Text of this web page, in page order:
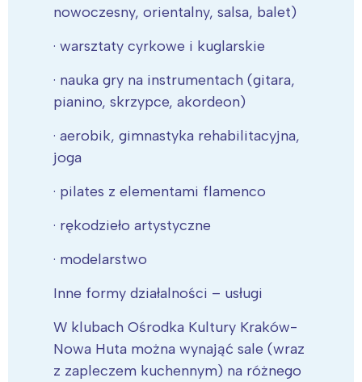
nowoczesny, orientalny, salsa, balet)
· warsztaty cyrkowe i kuglarskie
· nauka gry na instrumentach (gitara,
pianino, skrzypce, akordeon)
· aerobik, gimnastyka rehabilitacyjna,
joga
· pilates z elementami flamenco
· rękodzieło artystyczne
· modelarstwo
Inne formy działalności – usługi
W klubach Ośrodka Kultury Kraków-
Nowa Huta można wynająć sale (wraz
z zapleczem kuchennym) na różnego